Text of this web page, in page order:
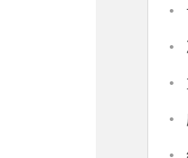
·
·
·
·